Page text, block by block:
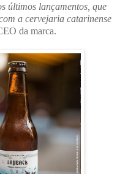
últimos lançamentos, que
a cervejaria catarinense
da marca.